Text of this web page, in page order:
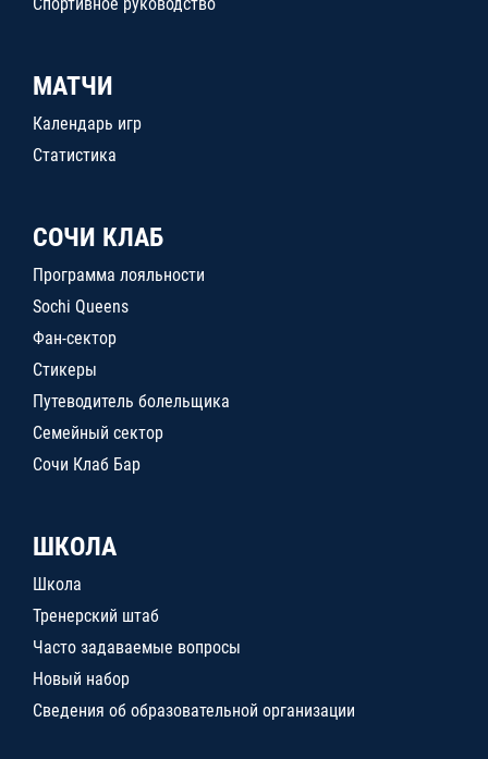
МАТЧИ
Календарь игр
Статистика
СОЧИ КЛАБ
Программа лояльности
Sochi Queens
Фан-сектор
Стикеры
Путеводитель болельщика
Семейный сектор
Сочи Клаб Бар
ШКОЛА
Школа
Тренерский штаб
Часто задаваемые вопросы
Новый набор
Сведения об образовательной организации